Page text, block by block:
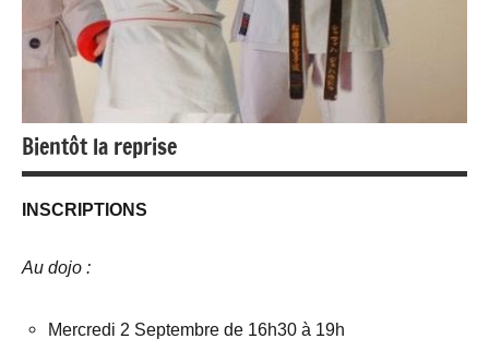
Bientôt la reprise
INSCRIPTIONS
Au dojo :
Mercredi 2 Septembre de 16h30 à 19h